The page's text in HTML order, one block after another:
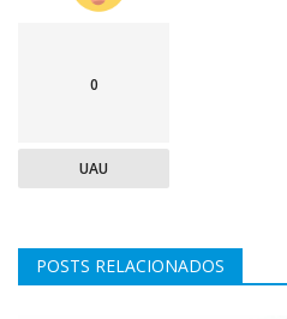
0
UAU
POSTS RELACIONADOS